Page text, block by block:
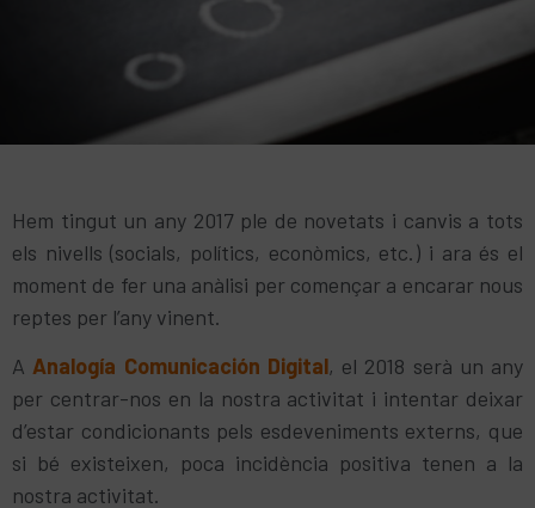
Hem tingut un any 2017 ple de novetats i canvis a tots
els nivells (socials, polítics, econòmics, etc.) i ara és el
moment de fer una anàlisi per començar a encarar nous
reptes per l’any vinent.
AAnalogía Comunicación Digital, el 2018 serà un any
per centrar-nos en la nostra activitat i intentar deixar
d’estar condicionants pels esdeveniments externs, que
si bé existeixen, poca incidència positiva tenen a la
nostra activitat.